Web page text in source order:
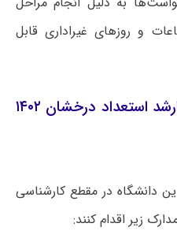
و روزهای غیراداری قابل
مدارک ثبت نام کارشناسی ارشد استعداد درخشان ۱۴۰۲
دانشگاه در مقطع کارشناسی
زیر اقدام کنند: